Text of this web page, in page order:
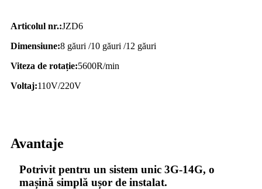
Articolul nr.:JZD6
Dimensiune:8 găuri /10 găuri /12 găuri
Viteza de rotație:5600R/min
Voltaj:110V/220V
Avantaje
Potrivit pentru un sistem unic 3G-14G, o
mașină simplă ușor de instalat.